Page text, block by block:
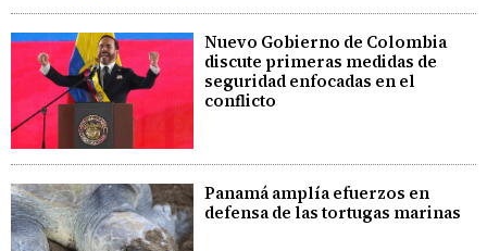
Nuevo Gobierno de Colombia
discute primeras medidas de
seguridad enfocadas en el
conflicto
Panamá amplía efuerzos en
defensa de las tortugas marinas